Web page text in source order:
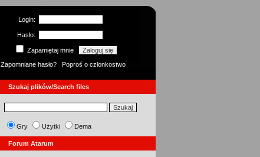
Login:
Hasło:
Zapamiętaj mnie
Zapomniane hasło?
Poproś o członkostwo
Szukaj plików/Search files
Gry Użytki Dema
Forum Atarum